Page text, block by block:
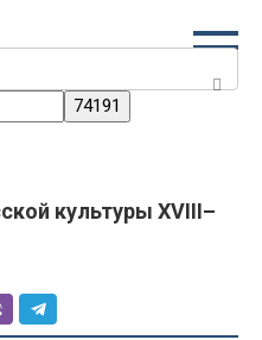
культуры XVIII–